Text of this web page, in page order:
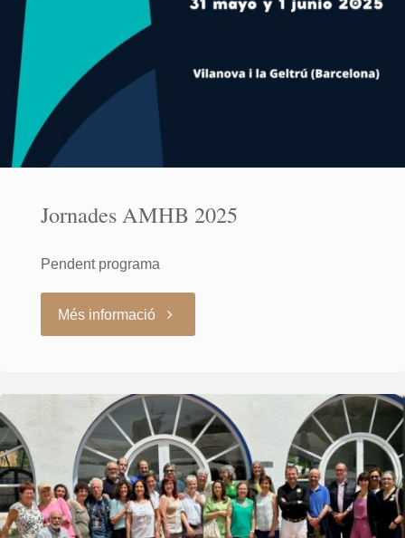
2025"
Jornades AMHB 2025
Pendent programa
Més informació"Jornades
2025"